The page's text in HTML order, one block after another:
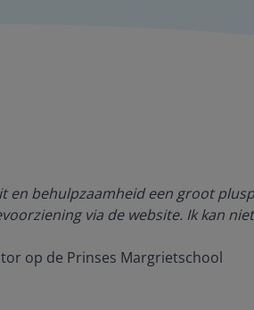
en behulpzaamheid een groot
via de website. Ik kan
op de Prinses Margrietschool